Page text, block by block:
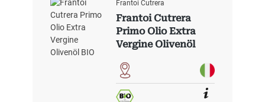
Frantoi Cutrera
Frantoi Cutrera
Primo Olio Extra
Vergine Olivenöl